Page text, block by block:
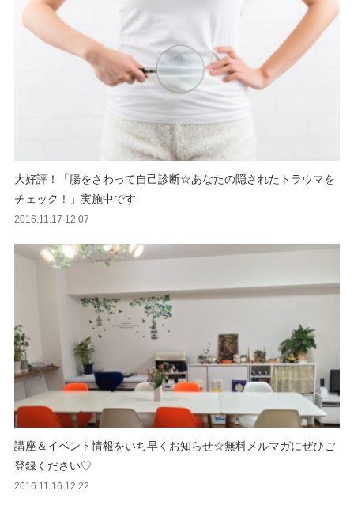
大好評！「腸をさわって自己診断☆あなたの隠されたトラウマを
チェック！」実施中です
2016.11.17 12:07
講座＆イベント情報をいち早くお知らせ☆無料メルマガにぜひご
登録ください♡
2016.11.16 12:22